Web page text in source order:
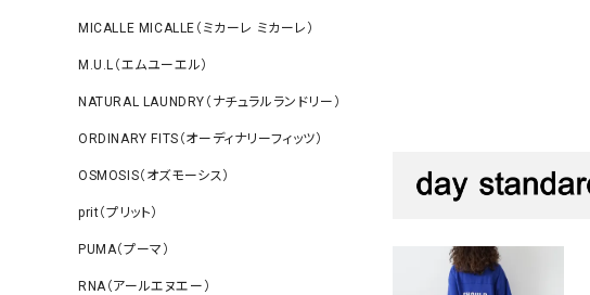
MICALLE MICALLE（ミカーレ ミカーレ）
M.U.L（エムユーエル）
NATURAL LAUNDRY（ナチュラルランドリー）
ORDINARY FITS（オーディナリーフィッツ）
OSMOSIS（オズモーシス）
prit（プリット）
PUMA（プーマ）
RNA（アールエヌエー）